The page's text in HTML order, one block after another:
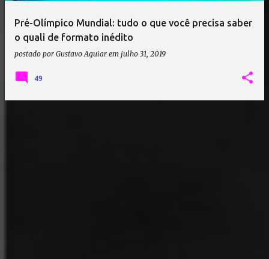
Pré-Olímpico Mundial: tudo o que você precisa saber
o quali de formato inédito
postado por Gustavo Aguiar em julho 31, 2019
49